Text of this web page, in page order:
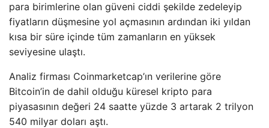
para birimlerine olan güveni ciddi şekilde zedeleyip
fiyatların düşmesine yol açmasının ardından iki yıldan
kısa bir süre içinde tüm zamanların en yüksek
seviyesine ulaştı.
Analiz firması Coinmarketcap’ın verilerine göre
Bitcoin’in de dahil olduğu küresel kripto para
piyasasının değeri 24 saatte yüzde 3 artarak 2 trilyon
540 milyar doları aştı.